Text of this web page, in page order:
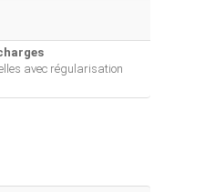
avec régularisation